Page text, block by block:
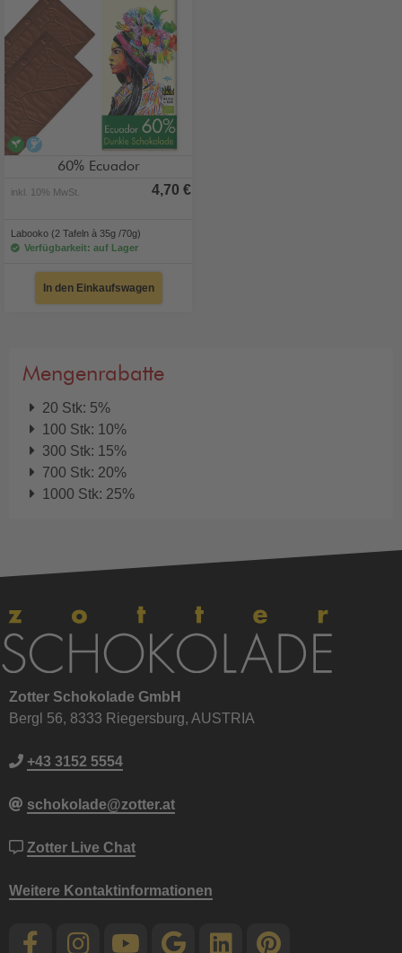
veganalkoholfrei
60% Ecuador
inkl. 10% MwSt. 4,70 €
Labooko (2 Tafeln à 35g /70g)
Verfügbarkeit: auf Lager
In den Einkaufswagen
Mengenrabatte
20 Stk: 5%
100 Stk: 10%
300 Stk: 15%
700 Stk: 20%
1000 Stk: 25%
Zotter Schokolade GmbH
Bergl 56, 8333 Riegersburg, AUSTRIA
+43 3152 5554
schokolade@zotter.at
Zotter Live Chat
Weitere Kontaktinformationen